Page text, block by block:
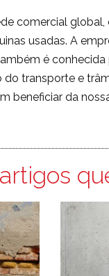
comercial
usadas. A
é
do transporte e
beneficiar da